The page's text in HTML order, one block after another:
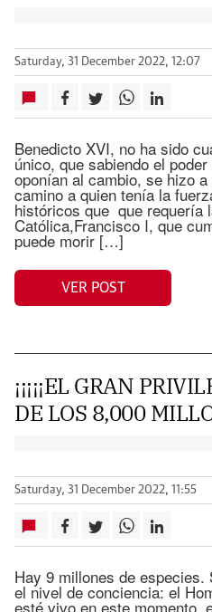
Saturday, 31 December 2022, 12:07
Benedicto XVI, no ha sido
único, que sabiendo el
oponían al cambio, se hizo
camino a quien tenía la
históricos que que requería
Católica,Francisco I, que
puede morir […]
VER POST
¡¡¡¡¡EL GRAN
DE LOS 8,000
Saturday, 31 December 2022, 11:55
Hay 9 millones de
el nivel de conciencia: el
esté vivo en este momento,